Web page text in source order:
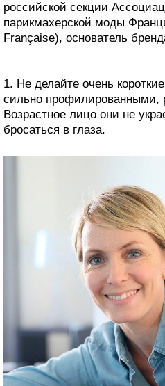
российской секции
парикмахерской моды
Française), основатель
1. Не делайте очень
сильно
Возрастное лицо они не
бросаться в глаза.